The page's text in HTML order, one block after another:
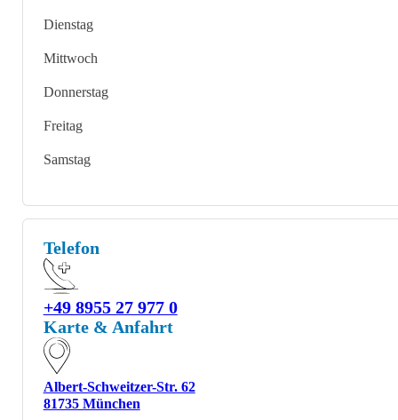
Telefon
+49 8955 27 977 0
Karte & Anfahrt
Albert-Schweitzer-Str. 62
81735 München
Dienstag
Mittwoch
Donnerstag
Freitag
Samstag